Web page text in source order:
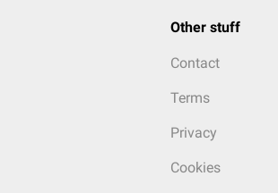
Other stuff
Contact
Terms
Privacy
Cookies